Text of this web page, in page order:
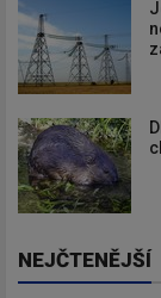
NEJČTENĚJŠÍ